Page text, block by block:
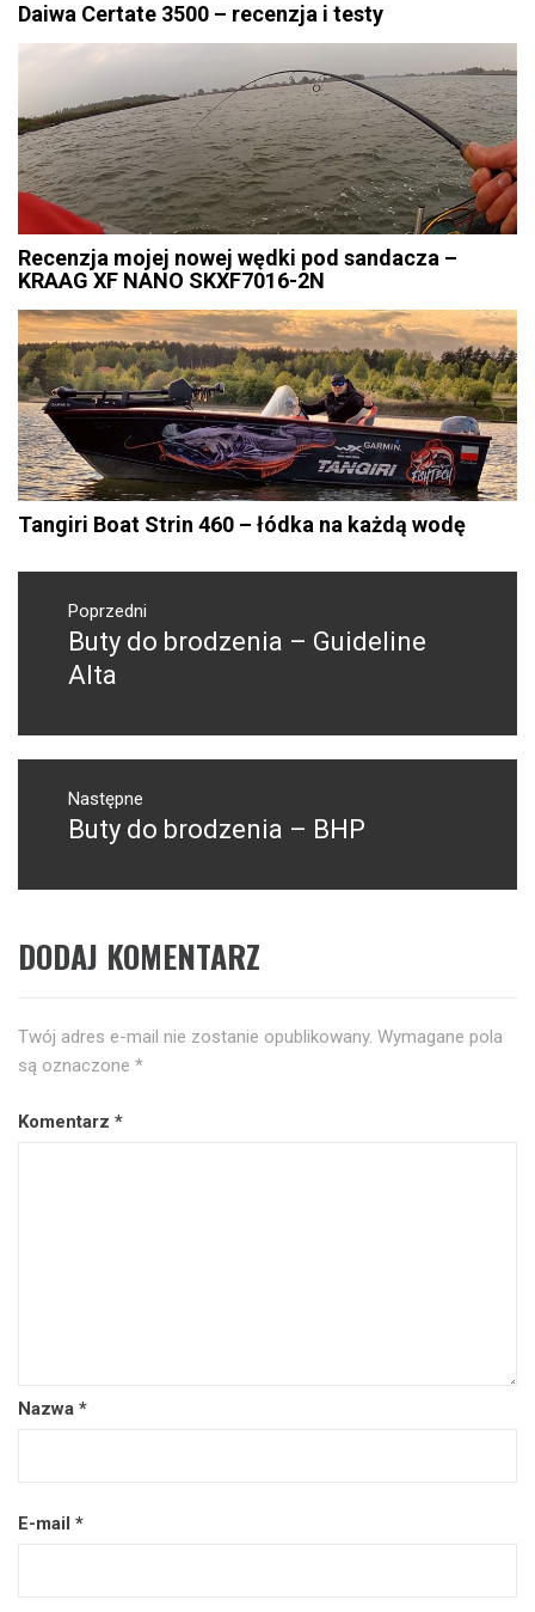
Daiwa Certate 3500 – recenzja i testy
Recenzja mojej nowej wędki pod sandacza –
KRAAG XF NANO SKXF7016-2N
Tangiri Boat Strin 460 – łódka na każdą wodę
Nawigacja
wpisuPoprzedni
Poprzedni
wpis:
Buty do brodzenia – Guideline
Alta
Następne
Następny
Buty do brodzenia – BHP
DODAJ KOMENTARZ
Twój adres e-mail nie zostanie opublikowany. Wymagane pola
są oznaczone *
Komentarz *
Nazwa *
E-mail *